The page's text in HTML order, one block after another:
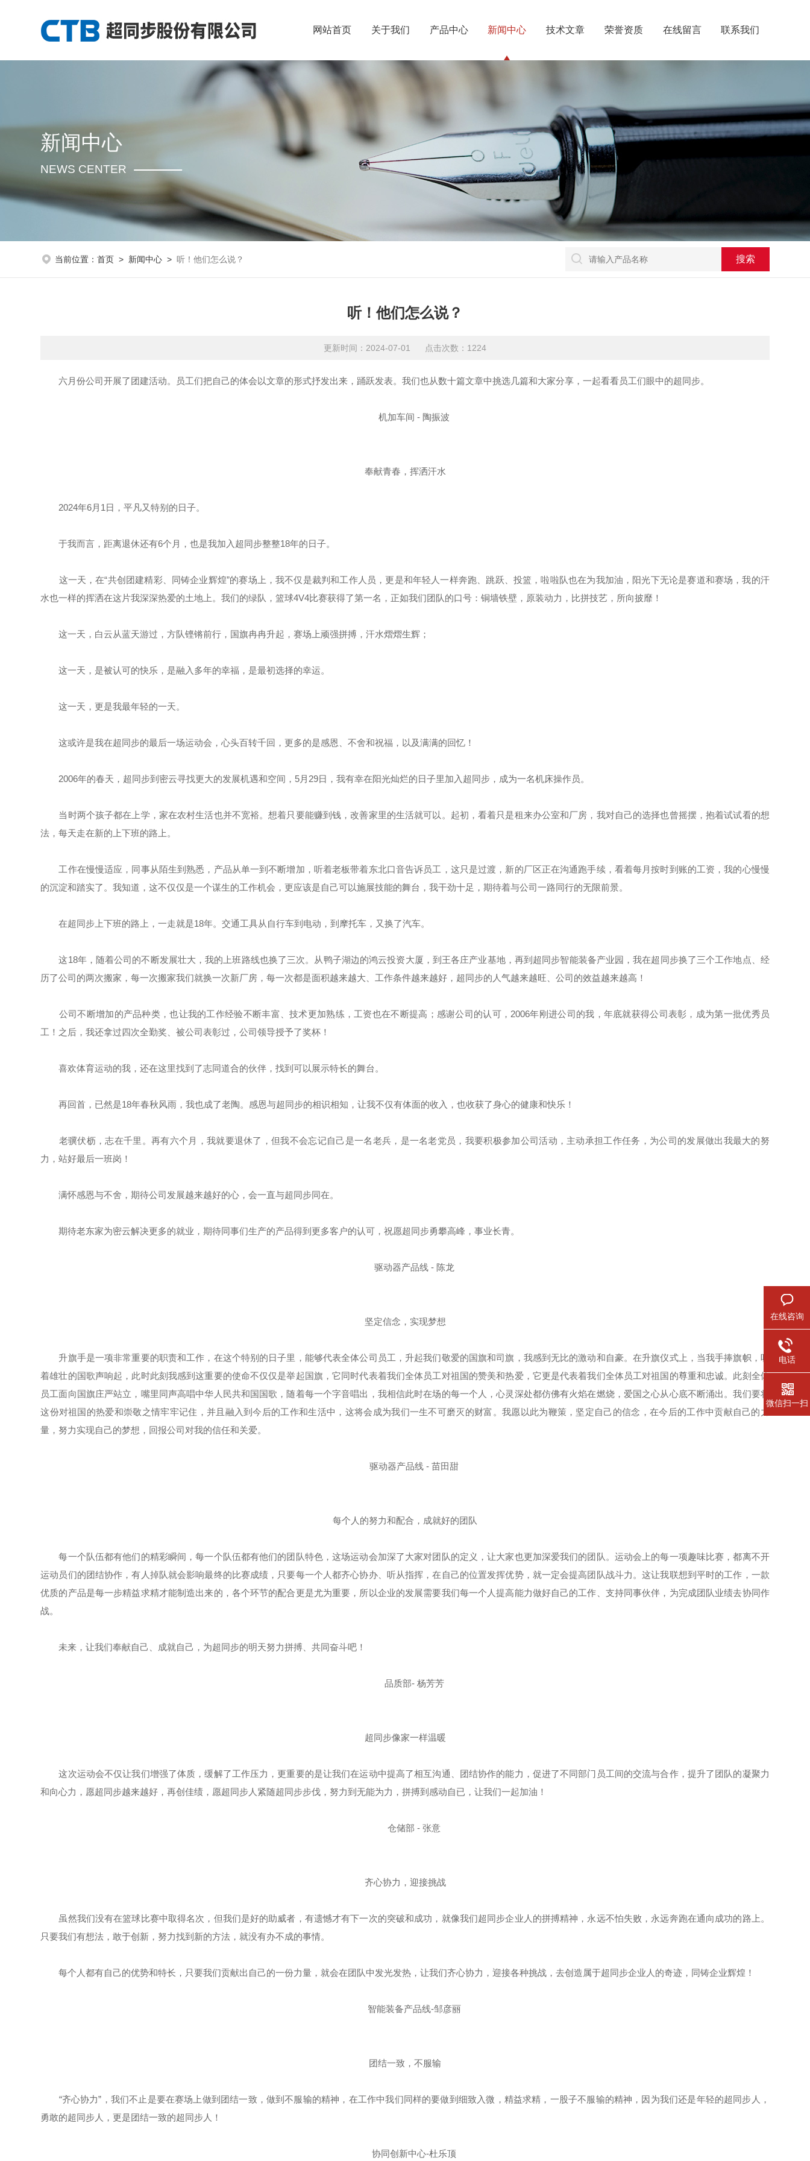
网站首页 关于我们 产品中心 新闻中心 技术文章 荣誉资质 在线留言 联系我们
新闻中心
NEWS CENTER
当前位置：首页 > 新闻中心 >听！他们怎么说？
听！他们怎么说？
更新时间：2024-07-01 点击次数：1224
六月份公司开展了团建活动。员工们把自己的体会以文章的形式抒发出来，踊跃发表。我们也从数十篇文章中挑选几篇和大家分享，一起看看员工们眼中的超同步。
机加车间 - 陶振波
奉献青春，挥洒汗水
2024年6月1日，平凡又特别的日子。
于我而言，距离退休还有6个月，也是我加入超同步整整18年的日子。
这一天，在“共创团建精彩、同铸企业辉煌”的赛场上，我不仅是裁判和工作人员，更是和年轻人一样奔跑、跳跃、投篮，啦啦队也在为我加油，阳光下无论是赛道和赛场，我的汗
水也一样的挥洒在这片我深深热爱的土地上。我们的绿队，篮球4V4比赛获得了第一名，正如我们团队的口号：铜墙铁壁，原装动力，比拼技艺，所向披靡！
这一天，白云从蓝天游过，方队铿锵前行，国旗冉冉升起，赛场上顽强拼搏，汗水熠熠生辉；
这一天，是被认可的快乐，是融入多年的幸福，是最初选择的幸运。
这一天，更是我最年轻的一天。
这或许是我在超同步的最后一场运动会，心头百转千回，更多的是感恩、不舍和祝福，以及满满的回忆！
2006年的春天，超同步到密云寻找更大的发展机遇和空间，5月29日，我有幸在阳光灿烂的日子里加入超同步，成为一名机床操作员。
当时两个孩子都在上学，家在农村生活也并不宽裕。想着只要能赚到钱，改善家里的生活就可以。起初，看着只是租来办公室和厂房，我对自己的选择也曾摇摆，抱着试试看的想
法，每天走在新的上下班的路上。
工作在慢慢适应，同事从陌生到熟悉，产品从单一到不断增加，听着老板带着东北口音告诉员工，这只是过渡，新的厂区正在沟通跑手续，看着每月按时到账的工资，我的心慢慢
的沉淀和踏实了。我知道，这不仅仅是一个谋生的工作机会，更应该是自己可以施展技能的舞台，我干劲十足，期待着与公司一路同行的无限前景。
在超同步上下班的路上，一走就是18年。交通工具从自行车到电动，到摩托车，又换了汽车。
这18年，随着公司的不断发展壮大，我的上班路线也换了三次。从鸭子湖边的鸿云投资大厦，到王各庄产业基地，再到超同步智能装备产业园，我在超同步换了三个工作地点、经
历了公司的两次搬家，每一次搬家我们就换一次新厂房，每一次都是面积越来越大、工作条件越来越好，超同步的人气越来越旺、公司的效益越来越高！
公司不断增加的产品种类，也让我的工作经验不断丰富、技术更加熟练，工资也在不断提高；感谢公司的认可，2006年刚进公司的我，年底就获得公司表彰，成为第一批优秀员
工！之后，我还拿过四次全勤奖、被公司表彰过，公司领导授予了奖杯！
喜欢体育运动的我，还在这里找到了志同道合的伙伴，找到可以展示特长的舞台。
再回首，已然是18年春秋风雨，我也成了老陶。感恩与超同步的相识相知，让我不仅有体面的收入，也收获了身心的健康和快乐！
老骥伏枥，志在千里。再有六个月，我就要退休了，但我不会忘记自己是一名老兵，是一名老党员，我要积极参加公司活动，主动承担工作任务，为公司的发展做出我最大的努
力，站好最后一班岗！
满怀感恩与不舍，期待公司发展越来越好的心，会一直与超同步同在。
期待老东家为密云解决更多的就业，期待同事们生产的产品得到更多客户的认可，祝愿超同步勇攀高峰，事业长青。
驱动器产品线 - 陈龙
坚定信念，实现梦想
升旗手是一项非常重要的职责和工作，在这个特别的日子里，能够代表全体公司员工，升起我们敬爱的国旗和司旗，我感到无比的激动和自豪。在升旗仪式上，当我手捧旗帜，听
着雄壮的国歌声响起，此时此刻我感到这重要的使命不仅仅是举起国旗，它同时代表着我们全体员工对祖国的赞美和热爱，它更是代表着我们全体员工对祖国的尊重和忠诚。此刻全体
员工面向国旗庄严站立，嘴里同声高唱中华人民共和国国歌，随着每一个字音唱出，我相信此时在场的每一个人，心灵深处都仿佛有火焰在燃烧，爱国之心从心底不断涌出。我们要将
这份对祖国的热爱和崇敬之情牢牢记住，并且融入到今后的工作和生活中，这将会成为我们一生不可磨灭的财富。我愿以此为鞭策，坚定自己的信念，在今后的工作中贡献自己的力
量，努力实现自己的梦想，回报公司对我的信任和关爱。
驱动器产品线 - 苗田甜
每个人的努力和配合，成就好的团队
每一个队伍都有他们的精彩瞬间，每一个队伍都有他们的团队特色，这场运动会加深了大家对团队的定义，让大家也更加深爱我们的团队。运动会上的每一项趣味比赛，都离不开
运动员们的团结协作，有人掉队就会影响最终的比赛成绩，只要每一个人都齐心协办、听从指挥，在自己的位置发挥优势，就一定会提高团队战斗力。这让我联想到平时的工作，一款
优质的产品是每一步精益求精才能制造出来的，各个环节的配合更是尤为重要，所以企业的发展需要我们每一个人提高能力做好自己的工作、支持同事伙伴，为完成团队业绩去协同作
战。
未来，让我们奉献自己、成就自己，为超同步的明天努力拼搏、共同奋斗吧！
品质部- 杨芳芳
超同步像家一样温暖
这次运动会不仅让我们增强了体质，缓解了工作压力，更重要的是让我们在运动中提高了相互沟通、团结协作的能力，促进了不同部门员工间的交流与合作，提升了团队的凝聚力
和向心力，愿超同步越来越好，再创佳绩，愿超同步人紧随超同步步伐，努力到无能为力，拼搏到感动自已，让我们一起加油！
仓储部 - 张意
齐心协力，迎接挑战
虽然我们没有在篮球比赛中取得名次，但我们是好的助威者，有遗憾才有下一次的突破和成功，就像我们超同步企业人的拼搏精神，永远不怕失败，永远奔跑在通向成功的路上。
只要我们有想法，敢于创新，努力找到新的方法，就没有办不成的事情。
每个人都有自己的优势和特长，只要我们贡献出自己的一份力量，就会在团队中发光发热，让我们齐心协力，迎接各种挑战，去创造属于超同步企业人的奇迹，同铸企业辉煌！
智能装备产品线-邹彦丽
团结一致，不服输
“齐心协力”，我们不止是要在赛场上做到团结一致，做到不服输的精神，在工作中我们同样的要做到细致入微，精益求精，一股子不服输的精神，因为我们还是年轻的超同步人，
勇敢的超同步人，更是团结一致的超同步人！
协同创新中心-杜乐顶
在线咨询
电话
微信扫一扫